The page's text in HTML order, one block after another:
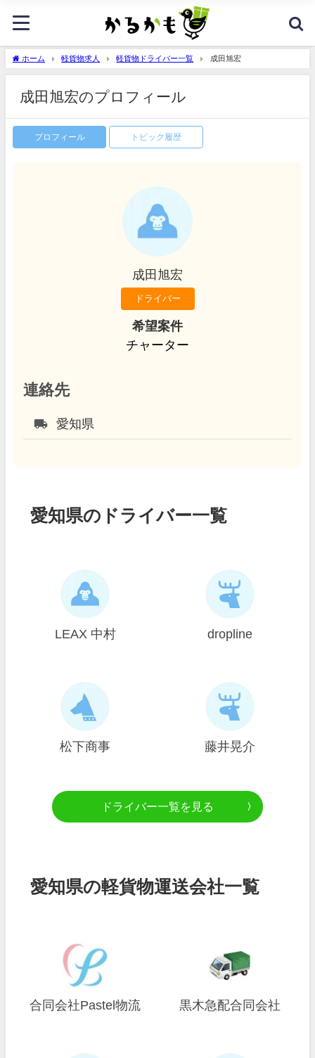
ホーム 軽貨物求人 軽貨物ドライバー一覧 成田旭宏
成田旭宏のプロフィール
プロフィール トピック履歴
成田旭宏
ドライバー
希望案件
チャーター
連絡先
local_shipping 愛知県
愛知県のドライバー一覧
LEAX 中村 dropline
松下商事 藤井晃介
ドライバー一覧を見る
愛知県の軽貨物運送会社一覧
合同会社Pastel物流 黒木急配合同会社